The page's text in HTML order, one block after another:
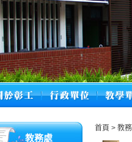
教務處
首頁 > 教